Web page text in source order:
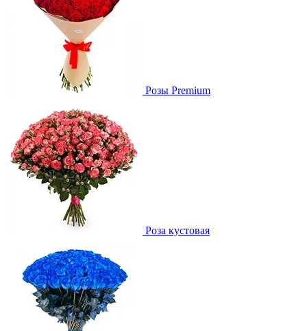
Розы Premium
Роза кустовая